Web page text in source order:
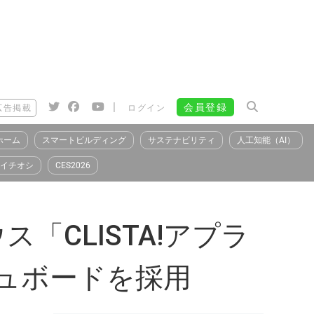
告掲載 | ログイン 会員登録
ーム スマートビルディング サステナビリティ 人工知能（AI）
イチオシ CES2026
「CLISTA!アプラ
ボードを採用